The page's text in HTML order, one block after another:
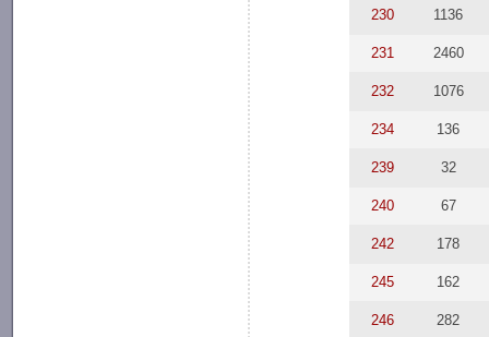
230 1136
231 2460
232 1076
234 136
239 32
240 67
242 178
245 162
246 282